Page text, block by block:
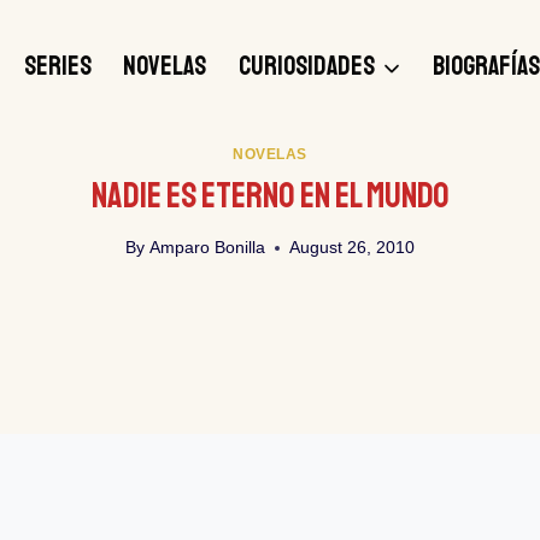
SERIES NOVELAS CURIOSIDADES BIOGRAFÍAS
NOVELAS
Nadie Es Eterno En El Mundo
By Amparo Bonilla August 26, 2010